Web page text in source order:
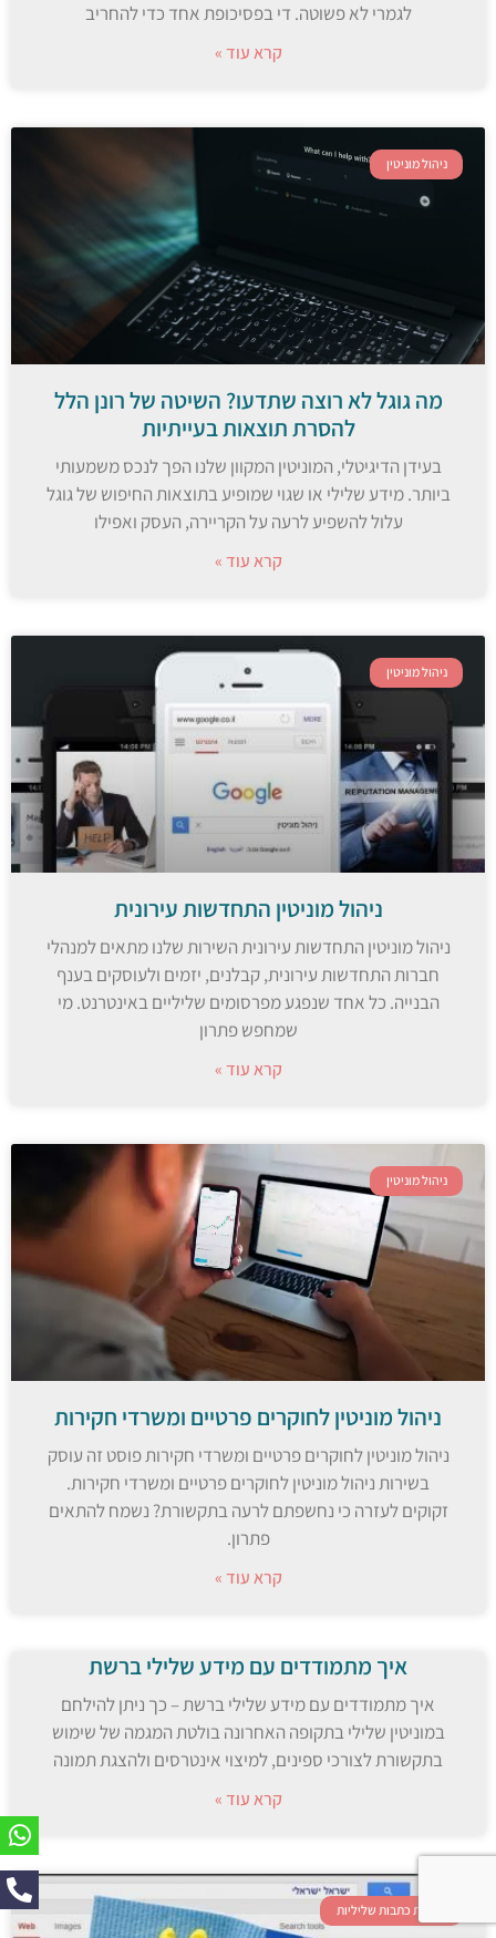
לגמרי לא פשוטה. די בפסיכופת אחד כדי להחריב
קרא עוד »
ניהול מוניטין
מה גוגל לא רוצה שתדעו? השיטה של רונן הלל
להסרת תוצאות בעייתיות
בעידן הדיגיטלי, המוניטין המקוון שלנו הפך לנכס משמעותי
ביותר. מידע שלילי או שגוי שמופיע בתוצאות החיפוש של גוגל
עלול להשפיע לרעה על הקריירה, העסק ואפילו
קרא עוד »
ניהול מוניטין
ניהול מוניטין התחדשות עירונית
ניהול מוניטין התחדשות עירונית השירות שלנו מתאים למנהלי
חברות התחדשות עירונית, קבלנים, יזמים ולעוסקים בענף
הבנייה. כל אחד שנפגע מפרסומים שליליים באינטרנט. מי
שמחפש פתרון
קרא עוד »
ניהול מוניטין
ניהול מוניטין לחוקרים פרטיים ומשרדי חקירות
ניהול מוניטין לחוקרים פרטיים ומשרדי חקירות פוסט זה עוסק
בשירות ניהול מוניטין לחוקרים פרטיים ומשרדי חקירות.
זקוקים לעזרה כי נחשפתם לרעה בתקשורת? נשמח להתאים
פתרון.
קרא עוד »
איך מתמודדים עם מידע שלילי ברשת
איך מתמודדים עם מידע שלילי ברשת – כך ניתן להילחם
במוניטין שלילי בתקופה האחרונה בולטת המגמה של שימוש
בתקשורת לצורכי ספינים, למיצוי אינטרסים ולהצגת תמונה
קרא עוד »
מחיקת כתבות שליליות